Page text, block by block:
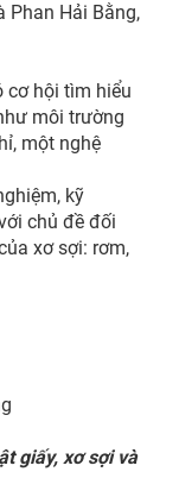
Phan Hải Bằng,
cơ hội tìm hiểu
môi trường
một nghệ
kỹ
chủ đề đối
xơ sợi: rơm,
giấy, xơ sợi và